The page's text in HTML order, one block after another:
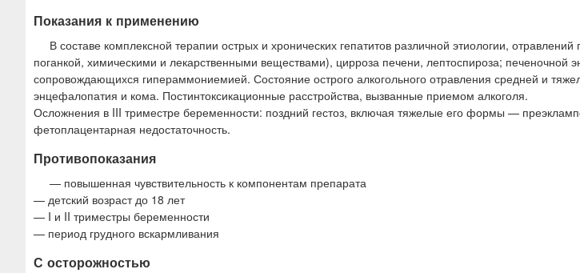
Показания к применению
В составе комплексной терапии острых и хронических гепатитов различной этиологии,
поганкой, химическими и лекарственными веществами), цирроза печени, лептоспироза;
сопровождающихся гипераммониемией. Состояние острого алкогольного отравления средней и
энцефалопатия и кома. Постинтоксикационные расстройства, вызванные приемом алкоголя.
Осложнения в III триместре беременности: поздний гестоз, включая тяжелые его формы —
фетоплацентарная недостаточность.
Противопоказания
— повышенная чувствительность к компонентам препарата
— детский возраст до 18 лет
— I и II триместры беременности
— период грудного вскармливания
С осторожностью